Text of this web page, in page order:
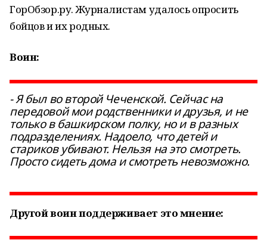
ГорОбзор.ру. Журналистам удалось опросить
бойцов и их родных.
Воин:
- Я был во второй Чеченской. Сейчас на
передовой мои родственники и друзья, и не
только в башкирском полку, но и в разных
подразделениях. Надоело, что детей и
стариков убивают. Нельзя на это смотреть.
Просто сидеть дома и смотреть невозможно.
Другой воин поддерживает это мнение: